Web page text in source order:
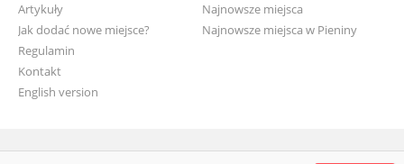
Artykuły
Jak dodać nowe miejsce?
Regulamin
Kontakt
English version
Najnowsze miejsca
Najnowsze miejsca w Pieniny